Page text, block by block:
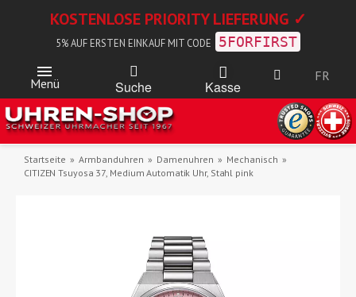
KOSTENLOSE PRIORITY LIEFERUNG ✓
5% AUF ERSTEN EINKAUF MIT CODE 5FORFIRST
Menü Suche Kasse
FR
Startseite Armbanduhren Damenuhren
Mechanisch
CITIZEN Tsuyosa 37, Medium Automatik Uhr, Stahl pink